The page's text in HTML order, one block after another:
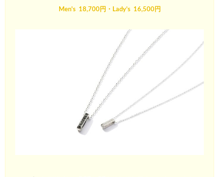
Men's 18,700円・Lady’s 16,500円